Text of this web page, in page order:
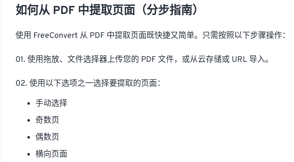
如何从 PDF 中提取页面（分步指南）
使用 FreeConvert 从 PDF 中提取页面既快捷又简单。只需按照以下步骤操作：
01. 使用拖放、文件选择器上传您的 PDF 文件，或从云存储或 URL 导入。
02. 使用以下选项之一选择要提取的页面：
手动选择
奇数页
偶数页
横向页面